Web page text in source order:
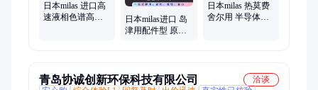
日本milas 进口高
速液相色谱高稳
日本milas进口 岛
津用配件型 原子
日本milas 热莫费
舍尔用 半导体膜
青岛协诚创新环保科技有限公司
洽谈